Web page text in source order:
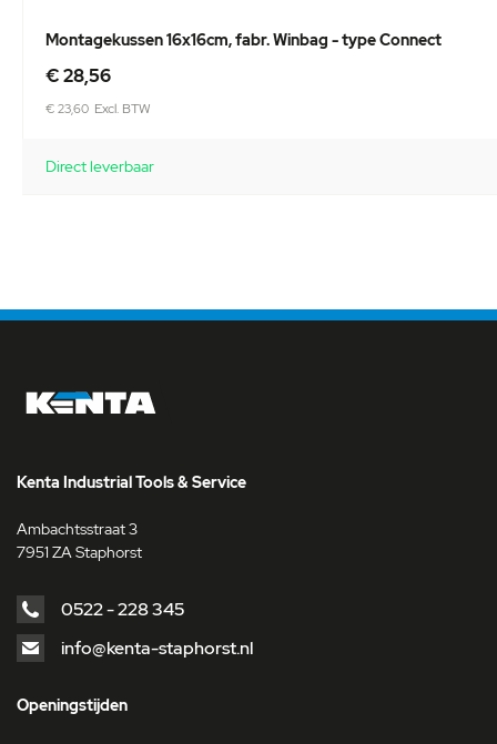
Montagekussen 16x16cm, fabr. Winbag - type Connect
€ 28,56
€ 23,60
Direct leverbaar
Kenta Industrial Tools & Service
Ambachtsstraat 3
7951 ZA Staphorst
0522 - 228 345
info@kenta-staphorst.nl
Openingstijden